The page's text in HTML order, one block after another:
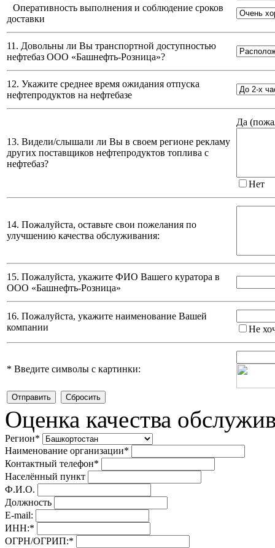
Оперативность выполнения и соблюдение сроков
доставки
11. Довольны ли Вы транспортной доступностью
нефтебаз ООО «Башнефть-Розница»?
12. Укажите среднее время ожидания отпуска
нефтепродуктов на нефтебазе
13. Видели/слышали ли Вы в своем регионе рекламу
других поставщиков нефтепродуктов топлива с
нефтебаз?
Да (
Нет
14. Пожалуйста, оставьте свои пожелания по
улучшению качества обслуживания:
15. Пожалуйста, укажите ФИО Вашего куратора в
ООО «Башнефть-Розница»
16. Пожалуйста, укажите наименование Вашей
компании
Не
* Введите символы с картинки:
Оценка качества
Регион*
Наименование организации*
Контактный телефон*
Населённый пункт
Ф.И.О.
Должность
E-mail:
ИНН:*
ОГРН/ОГРИП:*